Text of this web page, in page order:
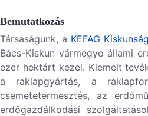
Bemutatkozás
Társaságunk, a KEFAG
Bács-Kiskun vármegye állami
ezer hektárt kezel. Kiemelt
a raklapgyártás, a
csemetetermesztés, az
erdőgazdálkodási